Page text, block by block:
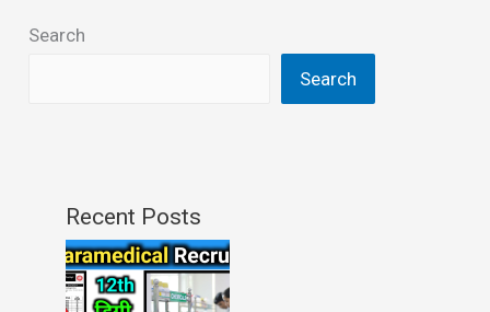
Search
Search
Recent Posts